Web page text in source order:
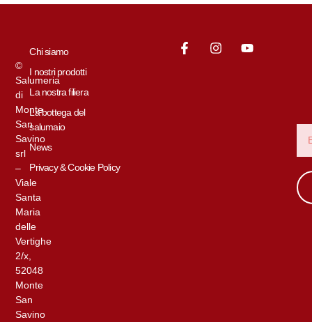
©
Salumeria
di
Monte
San
Savino
srl
–
Viale
Santa
Maria
delle
Vertighe
2/x,
52048
Monte
San
Savino
Chi siamo
I nostri prodotti
La nostra filiera
La bottega del
salumaio
News
Privacy & Cookie Policy